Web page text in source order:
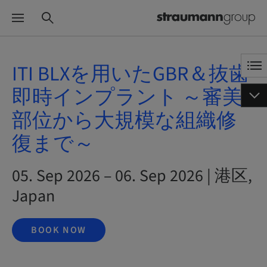
ITI BLXを用いたGBR＆抜歯
即時インプラント ～審美
部位から大規模な組織修
復まで～
05. Sep 2026 – 06. Sep 2026 | 港区,
Japan
BOOK NOW